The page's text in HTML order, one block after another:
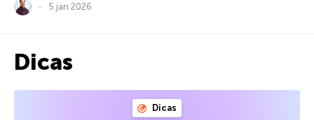
5 jan 2026
Dicas
Dicas